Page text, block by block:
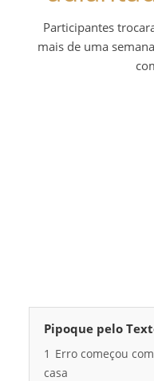
Participantes
mais de uma
Pipoque pelo
1 Erro começou
casa